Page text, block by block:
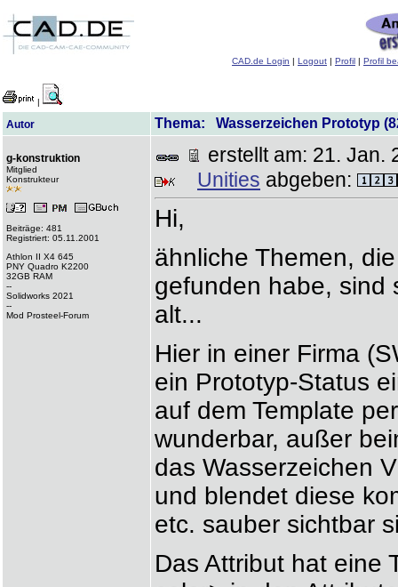
CAD.de Login | Logout | Profil | Profil
|
Autor Thema: Wasserzeichen Prototyp
g-konstruktion
Mitglied
Konstrukteur
Beiträge: 481
Registriert: 05.11.2001
Athlon II X4 645
PNY Quadro K2200
32GB RAM
--
Solidworks 2021
--
Mod Prosteel-Forum
erstellt am: 21.
Unities abgeben:
Hi,
ähnliche Themen,
gefunden habe, sind
alt...
Hier in einer Firma
ein Prototyp-Status
auf dem Template
wunderbar, außer
das Wasserzeichen
und blendet diese
etc. sauber sichtbar
Das Attribut hat eine